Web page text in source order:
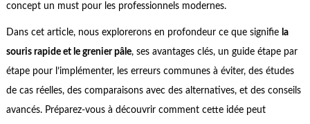
concept un must pour les professionnels modernes.
Dans cet article, nous explorerons en profondeur ce que signifie la
souris rapide et le grenier pâle, ses avantages clés, un guide étape par
étape pour l’implémenter, les erreurs communes à éviter, des études
de cas réelles, des comparaisons avec des alternatives, et des conseils
avancés. Préparez-vous à découvrir comment cette idée peut